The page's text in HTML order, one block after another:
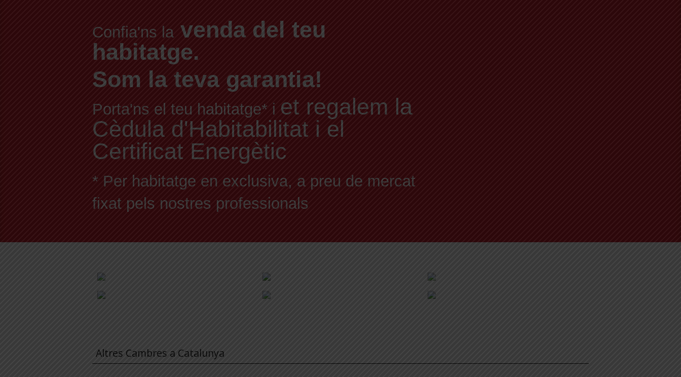
Confia'ns la venda del teu
habitatge.
Som la teva garantia!
Porta'ns el teu habitatge* i et regalem la
Cèdula d'Habitabilitat i el
Certificat Energètic
* Per habitatge en exclusiva, a preu de mercat
fixat pels nostres professionals
Altres Cambres a Catalunya